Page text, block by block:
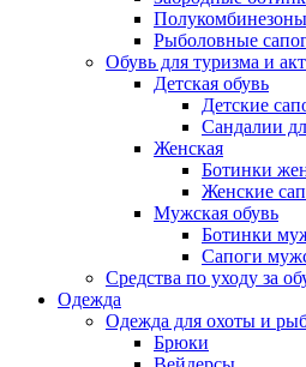
Рыболовные
Обувь для туризма и
Детская обувь
Детские
Сандалии
Женская
Ботинки
Женские
Мужская обувь
Ботинки
Сапоги
Средства по уходу за
Одежда
Одежда для охоты и
Брюки